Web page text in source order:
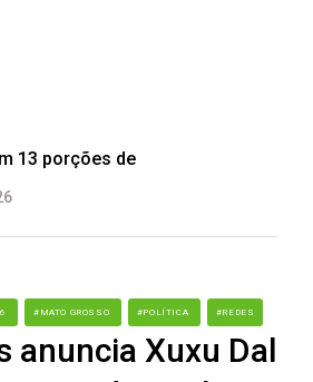
13 porções de
#MATO GROSSO #POLÍTICA #REDES
anuncia Xuxu Dal